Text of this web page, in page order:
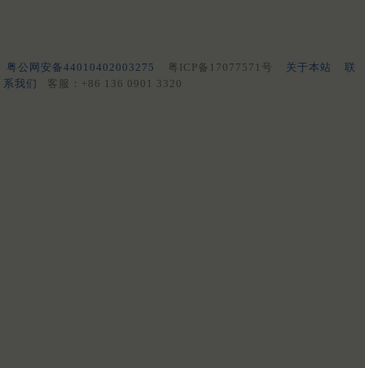
粤公网安备44010402003275 粤ICP备17077571号 关于本站
联
系我们
客服：+86 136 0901 3320